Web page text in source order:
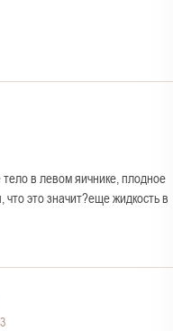
в левом яичнике, плодное
это значит?еще жидкость в